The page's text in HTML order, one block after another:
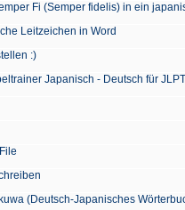
Fi (Semper fidelis) in ein
Leitzeichen in Word
:)
Japanisch - Deutsch für
(Deutsch-Japanisches